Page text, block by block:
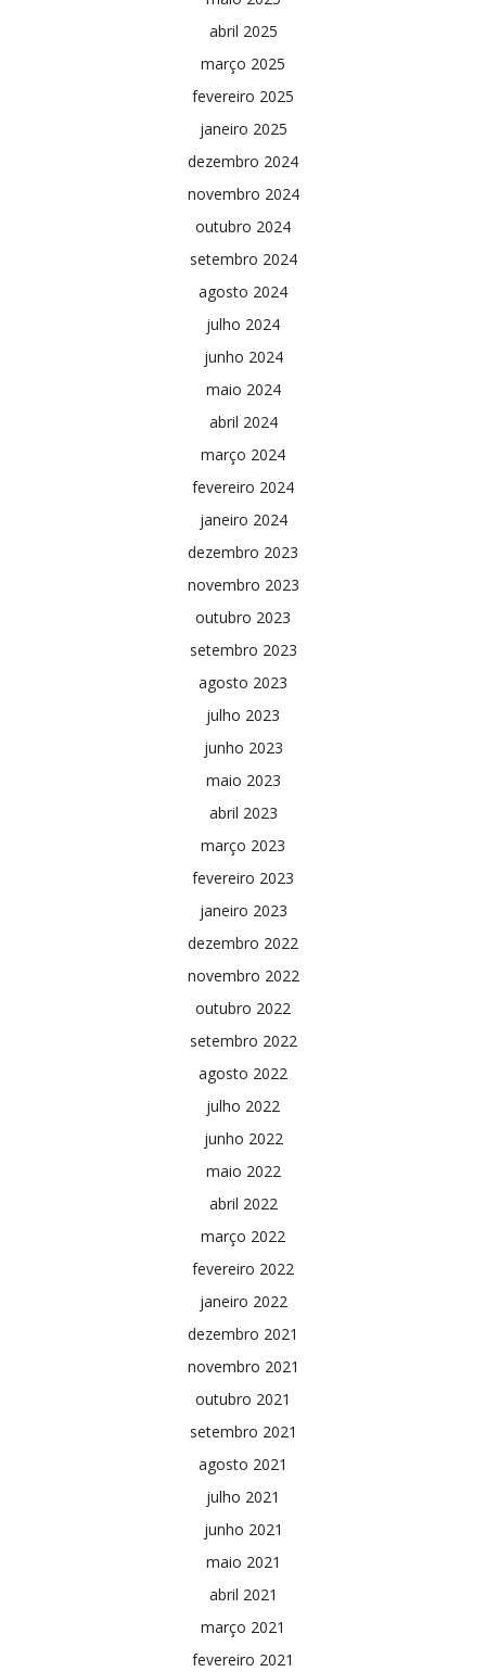
abril 2025
março 2025
fevereiro 2025
janeiro 2025
dezembro 2024
novembro 2024
outubro 2024
setembro 2024
agosto 2024
julho 2024
junho 2024
maio 2024
abril 2024
março 2024
fevereiro 2024
janeiro 2024
dezembro 2023
novembro 2023
outubro 2023
setembro 2023
agosto 2023
julho 2023
junho 2023
maio 2023
abril 2023
março 2023
fevereiro 2023
janeiro 2023
dezembro 2022
novembro 2022
outubro 2022
setembro 2022
agosto 2022
julho 2022
junho 2022
maio 2022
abril 2022
março 2022
fevereiro 2022
janeiro 2022
dezembro 2021
novembro 2021
outubro 2021
setembro 2021
agosto 2021
julho 2021
junho 2021
maio 2021
abril 2021
março 2021
fevereiro 2021